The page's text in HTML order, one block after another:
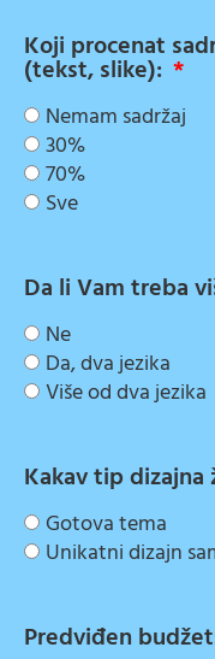
Koji procenat
(tekst, slike):
Nemam sadržaj
30%
70%
Sve
Da li Vam treba
Ne
Da, dva jezika
Više od dva jezika
Kakav tip dizajna
Gotova tema
Unikatni dizajn
Predviđen